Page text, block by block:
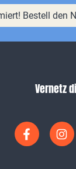
Bestell den
Vernetz